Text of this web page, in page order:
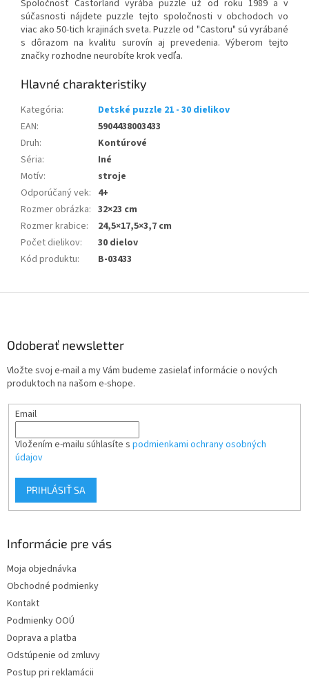
Spoločnosť Castorland vyrába puzzle už od roku 1989 a v
súčasnosti nájdete puzzle tejto spoločnosti v obchodoch vo
viac ako 50-tich krajinách sveta. Puzzle od "Castoru" sú vyrábané
s dôrazom na kvalitu surovín aj prevedenia. Výberom tejto
značky rozhodne neurobíte krok vedľa.
Kategória:
Detské puzzle 21 - 30 dielikov
EAN:
5904438003433
Druh:
Kontúrové
Séria:
Iné
Motív:
stroje
Odporúčaný vek: 4+
Rozmer obrázka: 32×23 cm
Rozmer krabice:
24,5×17,5×3,7 cm
Počet dielikov:
30 dielov
Kód produktu: B-03433
Odoberať newsletter
Vložte svoj e-mail a my Vám budeme zasielať informácie o nových
produktoch na našom e-shope.
Email
Vložením e-mailu súhlasíte s podmienkami ochrany osobných
údajov
PRIHLÁSIŤ SA
Informácie pre vás
Moja objednávka
Obchodné podmienky
Kontakt
Podmienky OOÚ
Doprava a platba
Odstúpenie od zmluvy
Postup pri reklamácii